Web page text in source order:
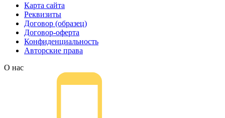
Карта сайта
Реквизиты
Договор (образец)
Договор-оферта
Конфиденциальность
Авторские права
О нас